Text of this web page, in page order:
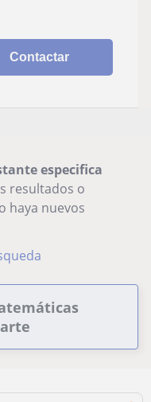
Contactar
especifica
resultados o
haya nuevos